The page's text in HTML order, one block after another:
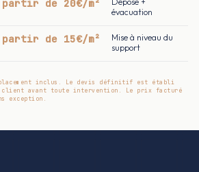
de 20€/m²
évacuation
de 15€/m²
Mise à niveau du
support
inclus. Le devis définitif est établi
avant toute intervention. Le prix facturé
exception.